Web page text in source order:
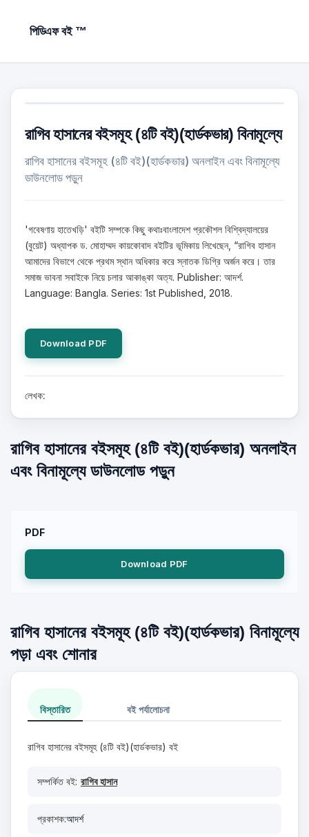
পিডিএফ বই ™
রাগিব হাসানের বইসমূহ (৪টি বই)(হার্ডকভার) বিনামূল্যে
রাগিব হাসানের বইসমূহ (৪টি বই)(হার্ডকভার) অনলাইন এবং বিনামূল্যে
ডাউনলোড পড়ুন
'গবেষণায় হাতেখড়ি' বইটি সম্পকে কিছু কথাঃবাংলাদেশ প্রকৌশল বিশ্বিদ্যালয়ের
(বুয়েট) অধ্যাপক ড. মোহাম্মদ কায়কোবাদ বইটির ভূমিকায় লিখেছেন, “রাগিব হাসান
আমাদের বিভাগে থেকে প্রথম স্থান অধিকার করে স্নাতক ডিগ্রি অর্জন করে। তার
সমাজ ভাবনা সবাইকে নিয়ে চলার আকাঙ্কা অত্য. Publisher: আদর্শ.
Language: Bangla. Series: 1st Published, 2018.
Download PDF
লেখক:
রাগিব হাসানের বইসমূহ (৪টি বই)(হার্ডকভার) অনলাইন
এবং বিনামূল্যে ডাউনলোড পড়ুন
PDF
Download PDF
রাগিব হাসানের বইসমূহ (৪টি বই)(হার্ডকভার) বিনামূল্যে
পড়া এবং শোনার
বিস্তারিত বই পর্যালোচনা
রাগিব হাসানের বইসমূহ (৪টি বই)(হার্ডকভার) বই
সম্পর্কিত বই: রাগিব হাসান
প্রকাশক:আদর্শ